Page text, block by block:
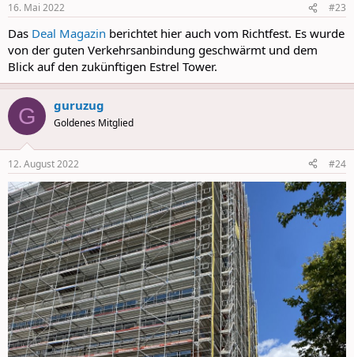
s
16. Mai 2022 #23
Das Deal Magazin berichtet hier auch vom Richtfest. Es wurde
von der guten Verkehrsanbindung geschwärmt und dem
Blick auf den zukünftigen Estrel Tower.
G guruzug
Goldenes Mitglied
12. August 2022 #24